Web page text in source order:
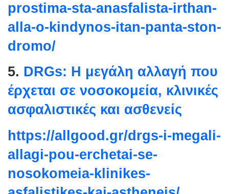
prostima-sta-anasfalista-irthan-
alla-o-kindynos-itan-panta-ston-
dromo/
5. DRGs: Η μεγάλη αλλαγή που
έρχεται σε νοσοκομεία, κλινικές
ασφαλιστικές και ασθενείς
https://allgood.gr/drgs-i-megali-
allagi-pou-erchetai-se-
nosokomeia-klinikes-